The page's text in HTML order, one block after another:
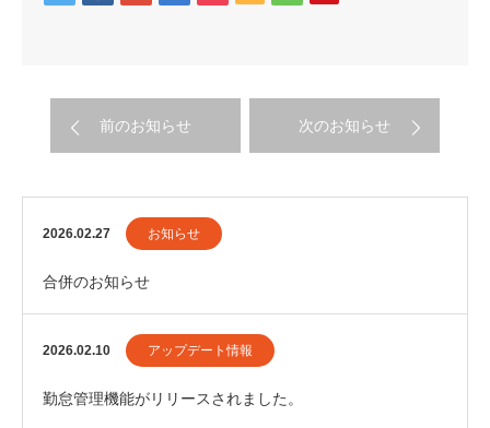
前のお知らせ 次のお知らせ
2026.02.27 お知らせ
合併のお知らせ
2026.02.10 アップデート情報
勤怠管理機能がリリースされました。